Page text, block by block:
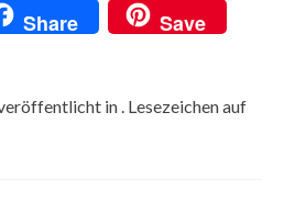
Share Save
in . Lesezeichen auf